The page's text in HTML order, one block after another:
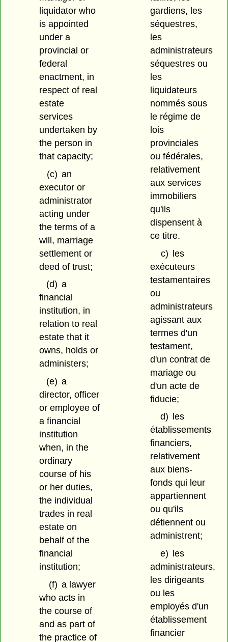
liquidator who
is appointed
under a
provincial or
federal
enactment, in
respect of real
estate
services
undertaken by
the person in
that capacity;
(c) an
executor or
administrator
acting under
the terms of a
will, marriage
settlement or
deed of trust;
(d) a
financial
institution, in
relation to real
estate that it
owns, holds or
administers;
(e) a
director, officer
or employee of
a financial
institution
when, in the
ordinary
course of his
or her duties,
the individual
trades in real
estate on
behalf of the
financial
institution;
(f) a lawyer
who acts in
the course of
and as part of
the practice of
gardiens, les
séquestres,
les
administrateurs
séquestres ou
les
liquidateurs
nommés sous
le régime de
lois
provinciales
ou fédérales,
relativement
aux services
immobiliers
qu'ils
dispensent à
ce titre.
c) les
exécuteurs
testamentaires
ou
administrateurs
agissant aux
termes d'un
testament,
d'un contrat de
mariage ou
d'un acte de
fiducie;
d)
les
établissements
financiers,
relativement
aux biens-
fonds qui leur
appartiennent
ou qu'ils
détiennent ou
administrent;
e)
les
administrateurs,
les dirigeants
ou les
employés d'un
établissement
financier